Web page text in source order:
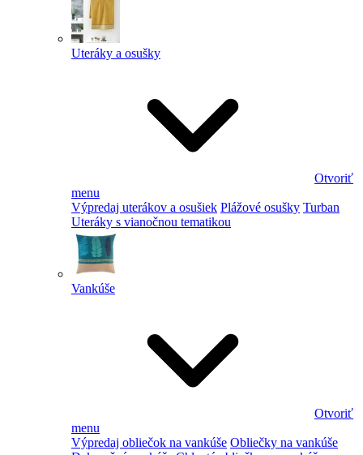
Uteráky a osušky
Otvoriť
menu
Výpredaj uterákov a osušiek Plážové osušky Turban
Uteráky s vianočnou tematikou
Vankúše
Otvoriť
menu
Výpredaj obliečok na vankúše Obliečky na vankúše